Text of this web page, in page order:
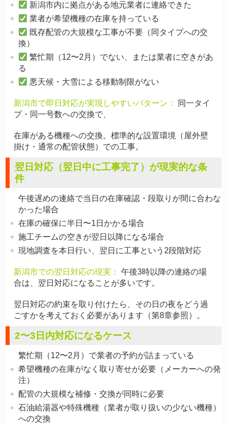
新潟市内に拠点がある地元業者に連絡できた
業者が希望機種の在庫を持っている
既存配管の大規模な工事が不要（同タイプへの交
換）
繁忙期（12〜2月）でない、または業者に空きがあ
る
悪天候・大雪による移動制限がない
新潟市で即日対応が実現しやすいパターン：
同一タイ
プ・同一号数への交換で、
在庫がある機種への交換。標準的な設置環境（屋外壁
掛け・通常の配管状態）での工事。
翌日対応（翌日中に工事完了）が現実的な条
件
午後遅めの連絡で当日の在庫確認・段取りが間に合わな
かった場合
在庫の確保に半日〜1日かかる場合
施工チームの空きが翌日以降になる場合
現地調査を本日行い、翌日に工事という2段階対応
新潟市での翌日対応の現実：
午後3時以降の連絡の場
合は、翌日対応になることが多いです。
翌日対応の約束を取り付けたら、その日の夜をどう過
ごすかを考えておく必要があります（第8章参照）。
2〜3日内対応になるケース
繁忙期（12〜2月）で業者の予約が詰まっている
希望機種の在庫がなく取り寄せが必要（メーカーへの発
注）
配管の大規模な補修・交換が同時に必要
石油給湯器や特殊機種（業者が取り扱いの少ない機種）
への交換